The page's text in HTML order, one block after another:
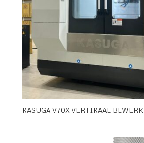
KASUGA V70X VERTIKAAL